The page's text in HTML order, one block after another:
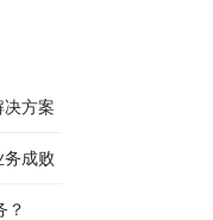
方案​
成败​
？